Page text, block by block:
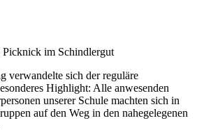
Picknick im Schindlergut
verwandelte sich der reguläre
Highlight: Alle anwesenden
unserer Schule machten sich in
auf den Weg in den nahegelegenen